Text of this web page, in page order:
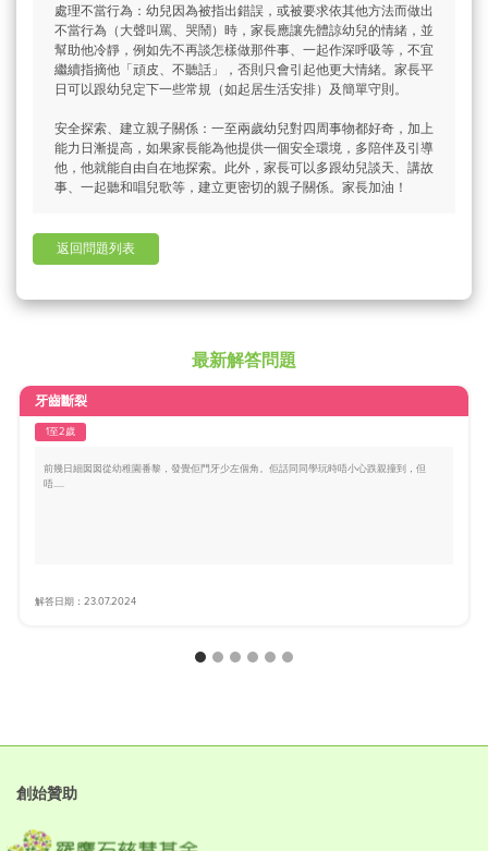
處理不當行為：幼兒因為被指出錯誤，或被要求依其他方法而做出
不當行為（大聲叫罵、哭鬧）時，家長應讓先體諒幼兒的情緒，並
幫助他冷靜，例如先不再談怎樣做那件事、一起作深呼吸等，不宜
繼續指摘他「頑皮、不聽話」，否則只會引起他更大情緒。家長平
日可以跟幼兒定下一些常規（如起居生活安排）及簡單守則。
安全探索、建立親子關係：一至兩歲幼兒對四周事物都好奇，加上
能力日漸提高，如果家長能為他提供一個安全環境，多陪伴及引導
他，他就能自由自在地探索。此外，家長可以多跟幼兒談天、講故
事、一起聽和唱兒歌等，建立更密切的親子關係。家長加油！
返回問題列表
最新解答問題
牙齒斷裂
1至2歲
前幾日細囡囡從幼稚園番黎，發覺佢門牙少左個角。佢話同同學玩時唔小心跌親撞到，但
唔.....
解答日期：23.07.2024
創始贊助